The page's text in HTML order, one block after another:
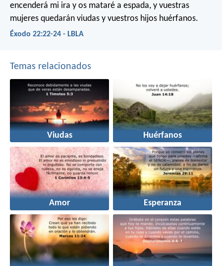
encenderá mi ira y os mataré a espada, y vuestras
mujeres quedarán viudas y vuestros hijos huérfanos.
Éxodo 22:22-24 - LBLA
Temas relacionados
Viudas Huérfanos
Amor Esperanza